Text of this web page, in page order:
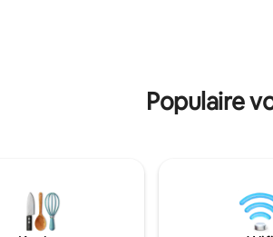
Ervaar de essentie van
in de
Populaire